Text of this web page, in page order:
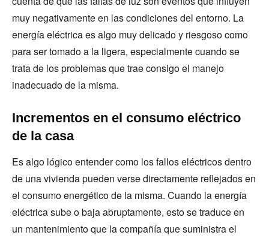
muy negativamente en las condiciones del entorno. La
energía eléctrica es algo muy delicado y riesgoso como
para ser tomado a la ligera, especialmente cuando se
trata de los problemas que trae consigo el manejo
inadecuado de la misma.
Incrementos en el consumo eléctrico
de la casa
Es algo lógico entender como los fallos eléctricos dentro
de una vivienda pueden verse directamente reflejados en
el consumo energético de la misma. Cuando la energía
eléctrica sube o baja abruptamente, esto se traduce en
un mantenimiento que la compañía que suministra el